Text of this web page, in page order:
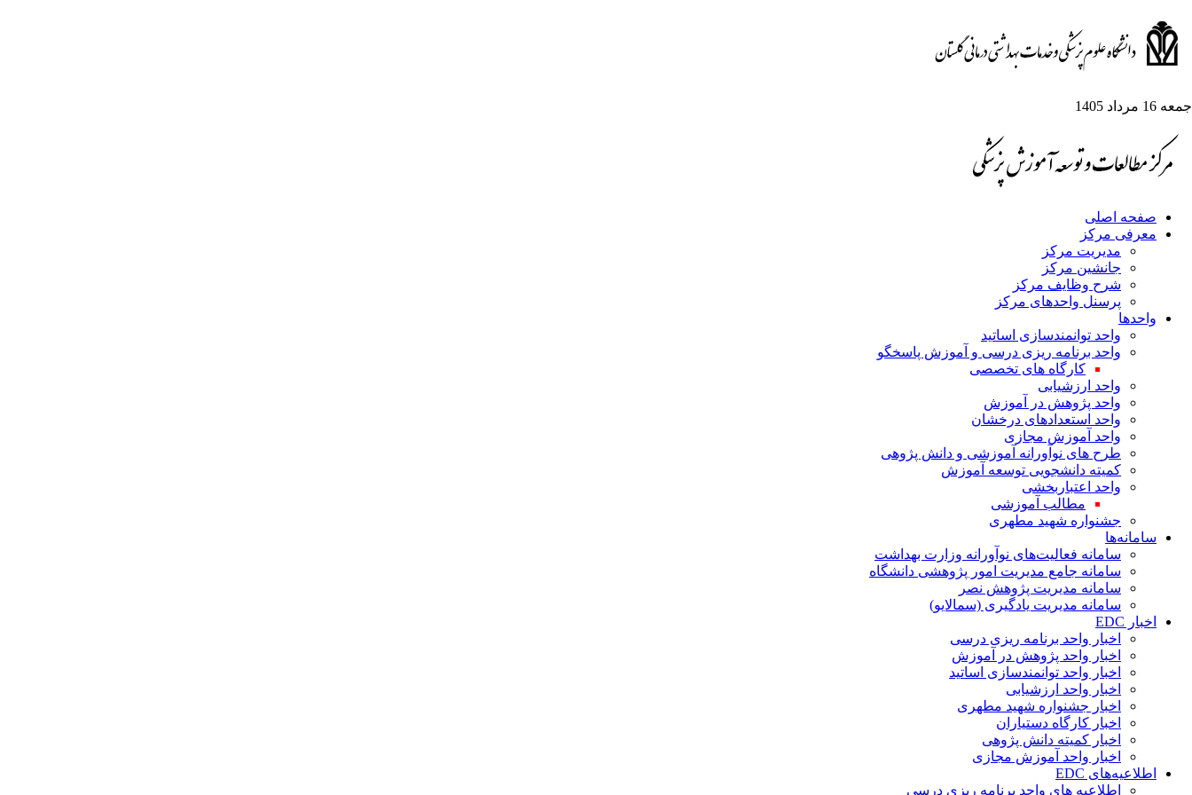
جمعه 16 مرداد 1405
صفحه اصلی
معرفی مرکز
مدیریت مرکز
جانشین مرکز
شرح وظایف مرکز
پرسنل واحدهای مرکز
واحدها
واحد توانمندسازی اساتید
واحد برنامه ریزی درسی و آموزش پاسخگو
کارگاه های تخصصی
واحد ارزشیابی
واحد پژوهش در آموزش
واحد استعدادهای درخشان
واحد آموزش مجازی
طرح های نوآورانه آموزشی و دانش پژوهی
کمیته دانشجویی توسعه آموزش
واحد اعتباربخشی
مطالب آموزشی
جشنواره شهید مطهری
سامانه‌ها
سامانه فعالیت‌های نوآورانه وزارت بهداشت
سامانه جامع مدیریت امور پژوهشی دانشگاه
سامانه مدیریت پژوهش نصر
سامانه مدیریت یادگیری (سمالایو)
اخبار EDC
اخبار واحد برنامه ریزی درسی
اخبار واحد پژوهش در آموزش
اخبار واحد توانمندسازی اساتید
اخبار واحد ارزشیابی
اخبار جشنواره شهید مطهری
اخبار کارگاه دستیاران
اخبار کمیته دانش پژوهی
اخبار واحد آموزش مجازی
اطلاعیه‌های EDC
اطلاعیه های واحد برنامه ریزی درسی